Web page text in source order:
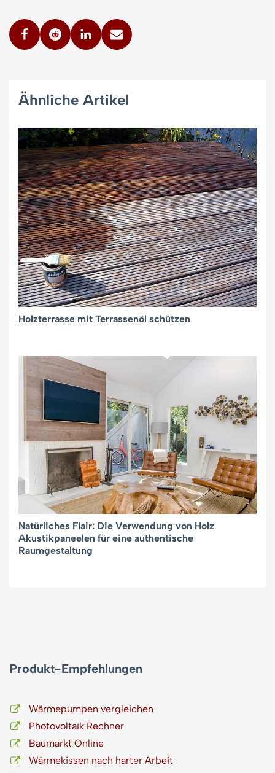
Ähnliche Artikel
Holzterrasse mit Terrassenöl schützen
Natürliches Flair: Die Verwendung von Holz
Akustikpaneelen für eine authentische
Raumgestaltung
Produkt-Empfehlungen
Wärmepumpen vergleichen
Photovoltaik Rechner
Baumarkt Online
Wärmekissen nach harter Arbeit